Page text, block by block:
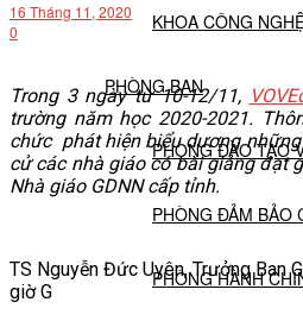
KHOA CÔNG
PHÒNG BAN
PHÒNG ĐÀO TẠO
PHÒNG ĐẢM BẢO
PHÒNG HÀNH
16 Tháng 11, 2020
0
Trong 3 ngày từ 10-12/11,
trường năm học 2020-2021.
chức phát hiện biểu dương
cử các nhà giáo có bài giảng đạt
Nhà giáo GDNNcấp tỉnh.
TS Nguyễn Đức Uyên, Trưởng Ban
giờ G